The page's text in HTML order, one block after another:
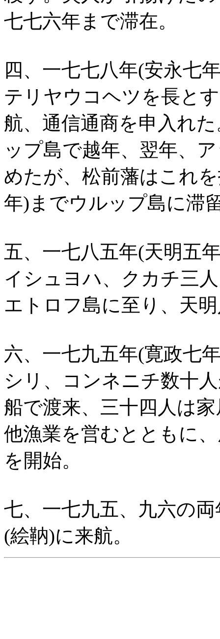
七七六年まで滞在。
四、一七七八年(安永七
テリヤウコヘツを長と
航、通信通商を申入れ
ップ島で越年、翌年、
めたが、松前藩はこれ
年)までウルップ島に滞
五、一七八五年(天明五
イシュヨハ、クカチ三
エトロフ島に至り、天
六、一七九五年(寛政七
シリ、コンネニチ数十
船で渡来、三十四人は
他漁業を営むとともに
を開始。
七、一七九五、九六の
(絵靹)に来航。